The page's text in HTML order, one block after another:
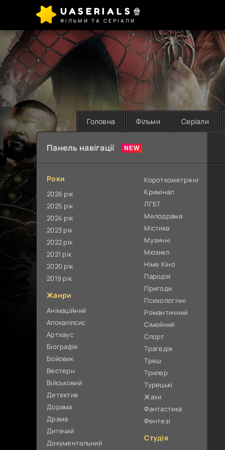
UASERIALS🍿
ФІЛЬМИ ТА СЕРІАЛИ
Головна Фільми Серіали
Панель навігації
Роки
2026 рік
2025 рік
2024 рік
2023 рік
2022 рік
2021 рік
2020 рік
2019 рік
Жанри
Анімаційний
Апокаліпсис
Артхаус
Біографія
Бойовик
Вестерн
Військовий
Детектив
Дорама
Драма
Дитячий
Документальний
Короткометржні
Кримінал
ЛГБТ
Мелодрама
Містика
Музичні
Мюзикл
Німе Кіно
Пародія
Пригоди
Психологічні
Романтичний
Сімейний
Спорт
Трагедія
Треш
Трилер
Турецькі
Жахи
Фантастика
Фентезі
Студія